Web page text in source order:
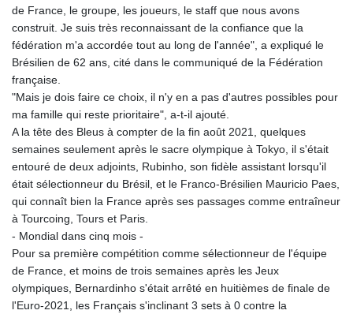
de France, le groupe, les joueurs, le staff que nous avons
construit. Je suis très reconnaissant de la confiance que la
fédération m'a accordée tout au long de l'année", a expliqué le
Brésilien de 62 ans, cité dans le communiqué de la Fédération
française.
"Mais je dois faire ce choix, il n'y en a pas d'autres possibles pour
ma famille qui reste prioritaire", a-t-il ajouté.
A la tête des Bleus à compter de la fin août 2021, quelques
semaines seulement après le sacre olympique à Tokyo, il s'était
entouré de deux adjoints, Rubinho, son fidèle assistant lorsqu'il
était sélectionneur du Brésil, et le Franco-Brésilien Mauricio Paes,
qui connaît bien la France après ses passages comme entraîneur
à Tourcoing, Tours et Paris.
- Mondial dans cinq mois -
Pour sa première compétition comme sélectionneur de l'équipe
de France, et moins de trois semaines après les Jeux
olympiques, Bernardinho s'était arrêté en huitièmes de finale de
l'Euro-2021, les Français s'inclinant 3 sets à 0 contre la